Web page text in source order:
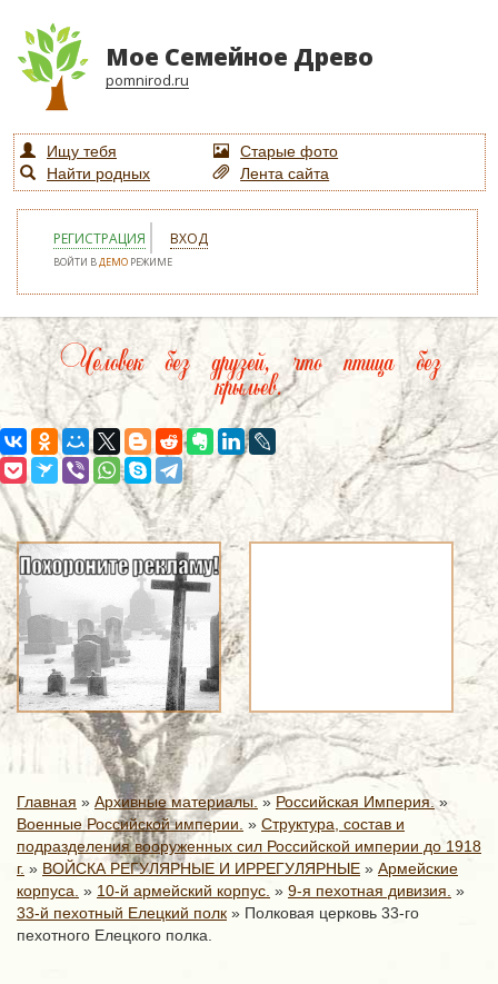
Мое Семейное Древо
pomnirod.ru
Ищу тебя
Старые фото
Найти родных
Лента сайта
РЕГИСТРАЦИЯ ВХОД
ВОЙТИ ВДЕМО РЕЖИМЕ
Человек без друзей, что птица без
крыльев.
Главная » Архивные материалы.» Российская Империя. »
Военные Российской империи. » Структура, состав и
подразделения вооруженных сил Российской империи до 1918
г. » ВОЙСКА РЕГУЛЯРНЫЕ И ИРРЕГУЛЯРНЫЕ » Армейские
корпуса. » 10-й армейский корпус. » 9-я пехотная дивизия. »
33-й пехотный Елецкий полк » Полковая церковь 33-го
пехотного Елецкого полка.